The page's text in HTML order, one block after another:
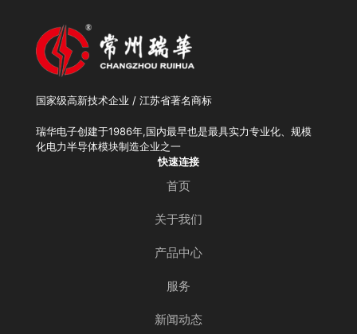
国家级高新技术企业 / 江苏省著名商标
瑞华电子创建于1986年,国内最早也是最具实力专业化、规模
化电力半导体模块制造企业之一
快速连接
首页
关于我们
产品中心
服务
新闻动态